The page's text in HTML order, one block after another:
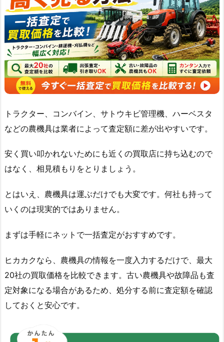
トラクター、コンバイン、サトウキビ管理機、ハーベスタ
などの農機具は業者によって査定額に差が出やすいです。
安く買い叩かれないためにも近くの買取店に持ち込むので
はなく、相見積もりをとりましょう。
とはいえ、農機具は運ぶだけでも大変です。何社も持って
いくのは現実的ではありません。
まずは手軽にネットで一括査定がおすすめです。
ヒカカクなら、農機具の情報を一度入力するだけで、最大
20社の買取価格を比較できます。古い農機具や故障品も査
定対象になる場合があるため、処分する前に査定額を確認
しておくと安心です。